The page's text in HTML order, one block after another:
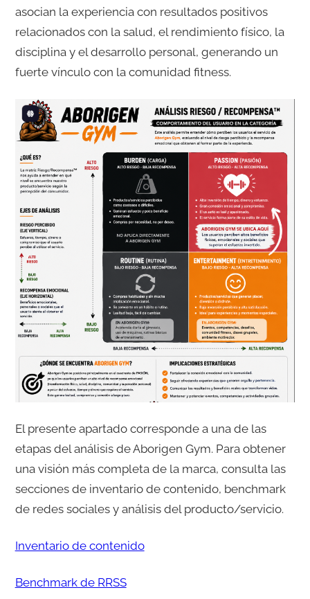
asocian la experiencia con resultados positivos
relacionados con la salud, el rendimiento físico, la
disciplina y el desarrollo personal, generando un
fuerte vínculo con la comunidad fitness.
El presente apartado corresponde a una de las
etapas del análisis de Aborigen Gym. Para obtener
una visión más completa de la marca, consulta las
secciones de inventario de contenido, benchmark
de redes sociales y análisis del producto/servicio.
Inventario de contenido
Benchmark de RRSS